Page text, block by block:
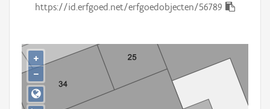
Gebeurtenis
Persoon of collectief
Downloads
https://id.erfgoed.net/erfgoedobjecten/56789
+
−